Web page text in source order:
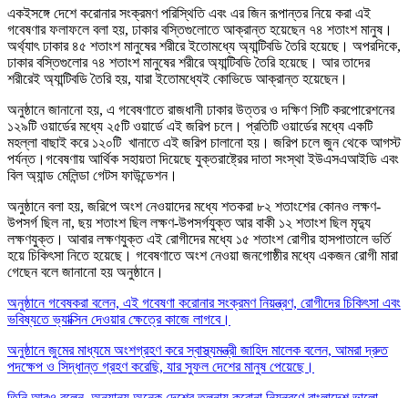
একইসঙ্গে দেশে করোনার সংক্রমণ পরিস্থিতি এবং এর জিন রূপান্তর নিয়ে করা এই
গবেষণার ফলাফলে বলা হয়, ঢাকার বস্তিগুলোতে আক্রান্ত হয়েছেন ৭৪ শতাংশ মানুষ।
অর্থ্যাৎ ঢাকার ৪৫ শতাংশ মানুষের শরীরে ইতোমধ্যে অ্যান্টিবডি তৈরি হয়েছে। অপরদিকে,
ঢাকার বস্তিগুলোর ৭৪ শতাংশ মানুষের শরীরে অ্যান্টিবডি তৈরি হয়েছে। আর তাদের
শরীরেই অ্যান্টিবডি তৈরি হয়, যারা ইতোমধ্যেই কোভিডে আক্রান্ত হয়েছেন।
অনুষ্ঠানে জানানো হয়, এ গবেষণাতে রাজধানী ঢাকার উত্তর ও দক্ষিণ সিটি করপোরেশনের
১২৯টি ওয়ার্ডের মধ্যে ২৫টি ওয়ার্ডে এই জরিপ চলে। প্রতিটি ওয়ার্ডের মধ্যে একটি
মহল্লা বাছাই করে ১২০টি খানাতে এই জরিপ চালানো হয়। জরিপ চলে জুন থেকে আগস্ট
পর্যন্ত।গবেষণায় আর্থিক সহায়তা দিয়েছে যুক্তরাষ্ট্রের দাতা সংস্থা ইউএসএআইডি এবং
বিল অ্যান্ড মেলিন্ডা গেটস ফাউন্ডেশন।
অনুষ্ঠানে বলা হয়, জরিপে অংশ নেওয়াদের মধ্যে শতকরা ৮২ শতাংশের কোনও লক্ষণ-
উপসর্গ ছিল না, ছয় শতাংশ ছিল লক্ষণ-উপসর্গযুক্ত আর বাকী ১২ শতাংশ ছিল মৃদ্যু
লক্ষণযুক্ত। আবার লক্ষণযুক্ত এই রোগীদের মধ্যে ১৫ শতাংশ রোগীর হাসপাতালে ভর্তি
হয়ে চিকিৎসা নিতে হয়েছে। গবেষণাতে অংশ নেওয়া জনগোষ্ঠীর মধ্যে একজন রোগী মারা
গেছেন বলে জানানো হয় অনুষ্ঠানে।
অনুষ্ঠানে গবেষকরা বলেন, এই গবেষণা করোনার সংক্রমণ নিয়ন্ত্রণ, রোগীদের চিকিৎসা এবং
ভবিষ্যতে ভ্যাক্সিন দেওয়ার ক্ষেত্রে কাজে লাগবে।
অনুষ্ঠানে জুমের মাধ্যমে অংশগ্রহণ করে স্বাস্থ্যমন্ত্রী জাহিদ মালেক বলেন, আমরা দ্রুত
পদক্ষেপ ও সিদ্ধান্ত গ্রহণ করেছি, যার সুফল দেশের মানুষ পেয়েছে।